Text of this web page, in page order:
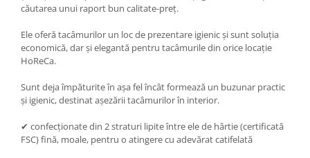
căutarea unui raport bun calitate-preț.
Ele oferă tacâmurilor un loc de prezentare igienic și sunt soluția
economică, dar și elegantă pentru tacâmurile din orice locație
HoReCa.
Sunt deja împăturite în așa fel încât formează un buzunar practic
și igienic, destinat așezării tacâmurilor în interior.
✔ confecționate din 2 straturi lipite între ele de hârtie (certificată
FSC) fină, moale, pentru o atingere cu adevărat catifelată